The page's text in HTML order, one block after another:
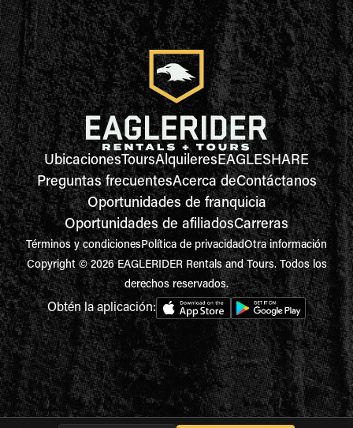
UbicacionesToursAlquileresEAGLESHARE
Preguntas frecuentesAcerca deContáctanos
Oportunidades de franquicia
Oportunidades de afiliadosCarreras
Términos y condicionesPolítica de privacidadOtra información
Copyright © 2026 EAGLERIDER Rentals and Tours. Todos los
derechos reservados.
Obtén la aplicación: